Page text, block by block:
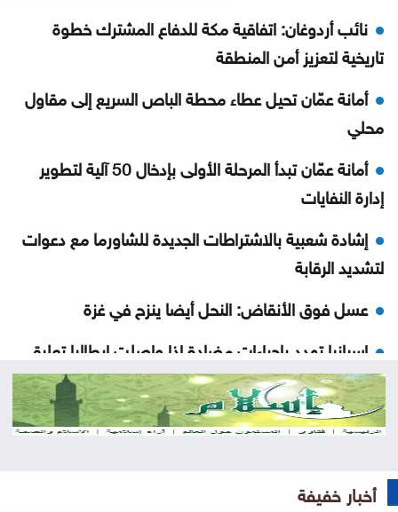
نائب أردوغان: اتفاقية مكة للدفاع المشترك خطوة
تاريخية لتعزيز أمن المنطقة
أمانة عمّان تحيل عطاء محطة الباص السريع إلى مقاول
محلي
أمانة عمّان تبدأ المرحلة الأولى بإدخال 50 آلية لتطوير
إدارة النفايات
إشادة شعبية بالاشتراطات الجديدة للشاورما مع دعوات
لتشديد الرقابة
عسل فوق الأنقاض: النحل أيضا ينزح في غزة
إسبانيا تهدد بإجراءات مضادة إذا واصلت إيطاليا تعليق
شنغن
خدمات المخيمات تشيد بمواقف الأردن الداعمة للقدس
الرياض تنفي ارتباط الاتفاق مع أنقرة وإسلام آباد بمساعٍ
أخبار خفيفة